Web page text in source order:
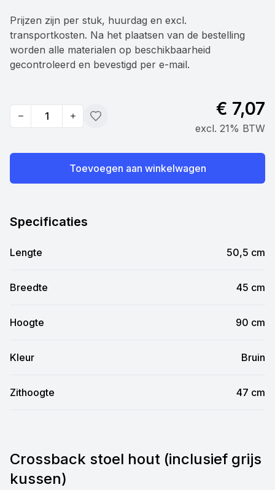
Prijzen zijn per stuk, huurdag en excl.
transportkosten. Na het plaatsen van de bestelling
worden alle materialen op beschikbaarheid
gecontroleerd en bevestigd per e-mail.
Quantity Toevoegen
€ 7,07
excl. 21% BTW
Toevoegen aan winkelwagen
Specificaties
Lengte 50,5 cm
Breedte 45 cm
Hoogte 90 cm
Kleur Bruin
Zithoogte 47 cm
Crossback stoel hout (inclusief grijs
kussen)